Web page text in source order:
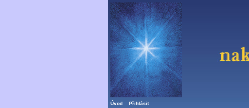
Úvod Přihlásit